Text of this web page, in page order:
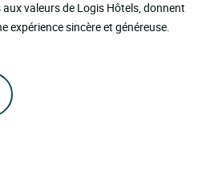
valeurs de Logis Hôtels, donnent
expérience sincère et généreuse.